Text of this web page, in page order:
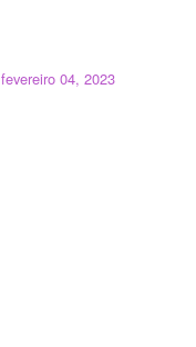
fevereiro 04, 2023